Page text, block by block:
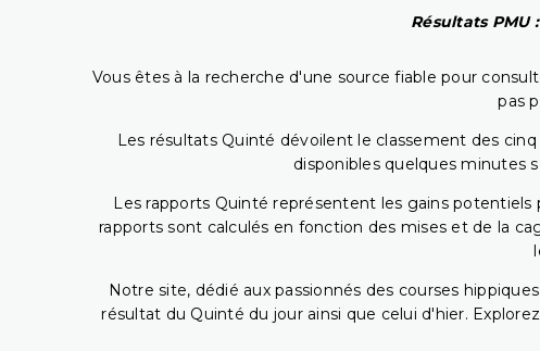
Résultats PMU
Vous êtes à la recherche d'une source fiable pour
pas
Les résultats Quinté dévoilent le classement des
disponibles quelques minutes
Les rapports Quinté représentent les gains potentiels
rapports sont calculés en fonction des mises et de la
Notre site, dédié aux passionnés des courses
résultat du Quinté du jour ainsi que celui d'hier.